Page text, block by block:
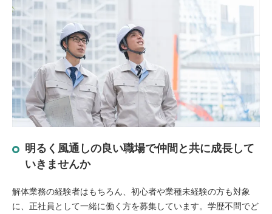
明るく風通しの良い職場で仲間と共に成長して
いきませんか
解体業務の経験者はもちろん、初心者や業種未経験の方も対象
に、正社員として一緒に働く方を募集しています。学歴不問でど